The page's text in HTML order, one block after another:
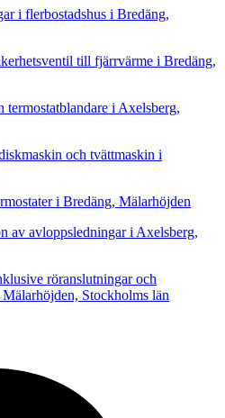
i flerbostadshus i Bredäng,
till fjärrvärme i Bredäng,
i Axelsberg,
och tvättmaskin i
i Bredäng, Mälarhöjden
av avloppsledningar i Axelsberg,
röranslutningar och
Stockholms län